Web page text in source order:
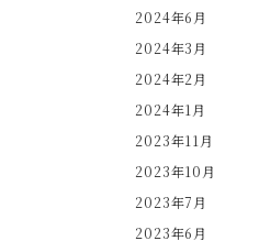
2024年6月
2024年3月
2024年2月
2024年1月
2023年11月
2023年10月
2023年7月
2023年6月